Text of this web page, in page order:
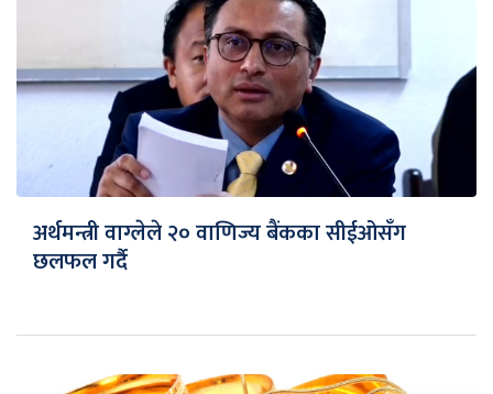
अर्थमन्त्री वाग्लेले २० वाणिज्य बैंकका सीईओसँग
छलफल गर्दै